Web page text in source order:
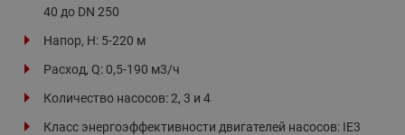
40 до DN 250
Напор, H: 5-220 м
Расход, Q: 0,5-190 м3/ч
Количество насосов: 2, 3 и 4
Класс энергоэффективности двигателей насосов: IE3